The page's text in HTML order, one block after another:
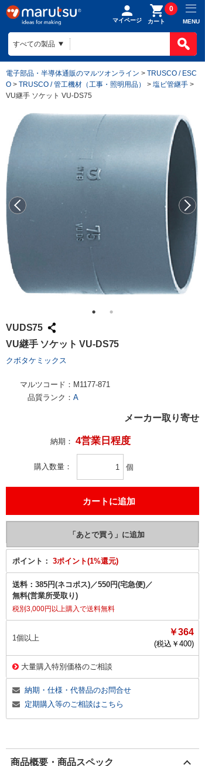
マイページ カート
0
MENU
電子部品・半導体通販のマルツオンライン > TRUSCO / ESC
O > TRUSCO / 管工機材（工事・照明用品） > 塩ビ管継手 >
VU継手 ソケット VU-DS75
VUDS75
VU継手 ソケット VU-DS75
クボタケミックス
マルツコード： M1177-871
品質ランク： A
メーカー取り寄せ
納期： 4営業日程度
購入数量 個
ポイント： 3ポイント(1%還元)
送料： 385円(ネコポス)／550円(宅急便)／
無料(営業所受取り)
税別3,000円以上購入で送料無料
1個以上
￥364
(税込￥ 400)
大量購入特別価格のご相談
納期・仕様・代替品のお問合せ
定期購入等のご相談はこちら
商品概要・商品スペック